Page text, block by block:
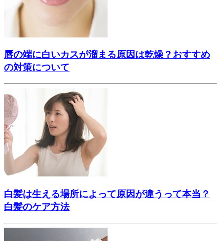
唇の端に白いカスが溜まる原因は乾燥？おすすめ
の対策について
白髪は生える場所によって原因が違うって本当？
白髪のケア方法